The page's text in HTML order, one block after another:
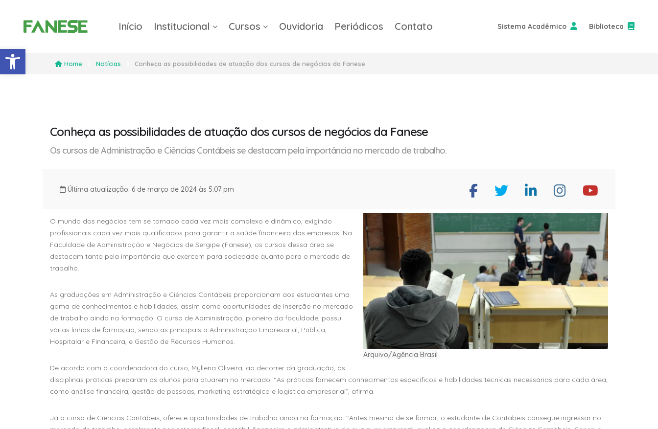
Barra de Ferramentas Aberta
Início Institucional Cursos Ouvidoria Periódicos Contato Sistema Acadêmico Biblioteca
Home Notícias Conheça as possibilidades de atuação dos cursos de negócios da Fanese
Conheça as possibilidades de atuação dos cursos de negócios da Fanese
Os cursos de Administração e Ciências Contábeis se destacam pela importância no mercado de trabalho.
Última atualização: 6 de março de 2024 às 5:07 pm
Arquivo/Agência Brasil
O mundo dos negócios tem se tornado cada vez mais complexo e dinâmico, exigindo
profissionais cada vez mais qualificados para garantir a saúde financeira das empresas. Na
Faculdade de Administração e Negócios de Sergipe (Fanese), os cursos dessa área se
destacam tanto pela importância que exercem para sociedade quanto para o mercado de
trabalho.
As graduações em Administração e Ciências Contábeis proporcionam aos estudantes uma
gama de conhecimentos e habilidades, assim como oportunidades de inserção no mercado
de trabalho ainda na formação. O curso de Administração, pioneiro da faculdade, possui
várias linhas de formação, sendo as principais a Administração Empresarial, Pública,
Hospitalar e Financeira, e Gestão de Recursos Humanos.
De acordo com a coordenadora do curso, Myllena Oliveira, ao decorrer da graduação, as
disciplinas práticas preparam os alunos para atuarem no mercado. “As práticas fornecem conhecimentos específicos e habilidades técnicas necessárias para cada área,
como análise financeira, gestão de pessoas, marketing estratégico e logística empresarial”, afirma.
Já o curso de Ciências Contábeis, oferece oportunidades de trabalho ainda na formação. “Antes mesmo de se formar, o estudante de Contábeis consegue ingressar no